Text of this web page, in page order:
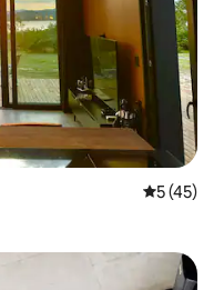
औसत रेटिंग
5 (45)